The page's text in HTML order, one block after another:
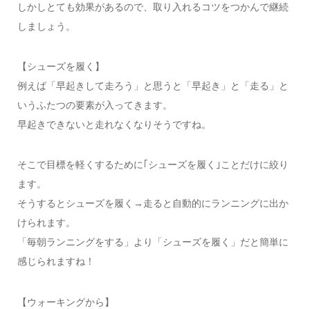
しかしとても効果があるので、取り入れるコツをつかんで継続
しましょう。
【シューズを履く】
例えば「早起きして走ろう」と思うと「早起き」と「走る」と
いうふたつの要素が入ってきます。
早起きできないと走れなくなりそうですね。
そこで目標を軽くするために｢シューズを履く｣ことだけに絞り
ます。
そうするとシューズを履く→走ると自動的にランニングに出か
けられます。
「毎朝ランニングをする」より「シューズを履く」だと簡単に
感じられますね！
【ウォーキングから】